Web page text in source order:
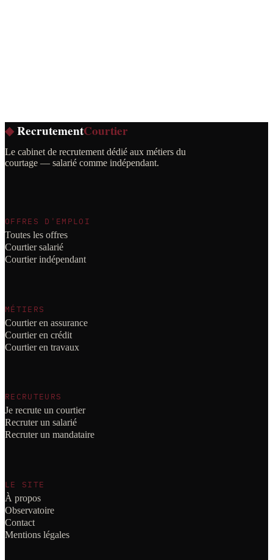
◆RecrutementCourtier
Le cabinet de recrutement dédié aux métiers du
courtage — salarié comme indépendant.
OFFRES D'EMPLOI
Toutes les offres
Courtier salarié
Courtier indépendant
MÉTIERS
Courtier en assurance
Courtier en crédit
Courtier en travaux
RECRUTEURS
Je recrute un courtier
Recruter un salarié
Recruter un mandataire
LE SITE
À propos
Observatoire
Contact
Mentions légales